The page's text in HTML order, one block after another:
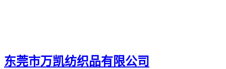
东莞市万凯纺织品有限公司